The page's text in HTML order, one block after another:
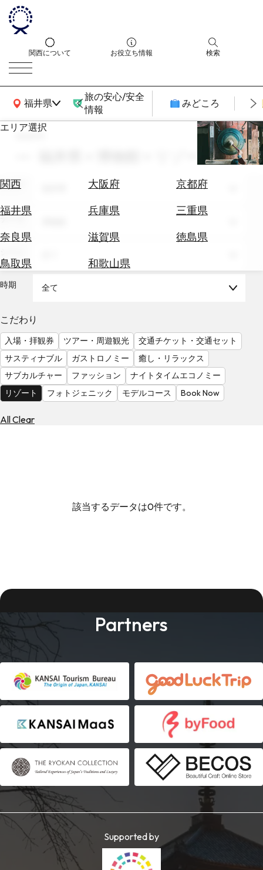
関西について お役立ち情報 検索
福井県
関西広域MAP
旅の安心/安全
情報
みどころ
エリア選択
関西 大阪府
京都府
福井県
兵庫県
三重県
奈良県
滋賀県
徳島県
鳥取県
和歌山県
エ
券
テ
を
調
べ
る
天
気
を
見
る
search
福井県 × 博物館 × リゾート
エリア
テーマ
時期 全て
こだわり
入場・拝観券 ツアー・周遊観光
交通チケット・交通セット
サスティナブル
ガストロノミー
癒し・リラックス
サブカルチャー
ファッション
ナイトタイムエコノミー
リゾート
フォトジェニック モデルコース Book Now
All Clear
該当するデータは0件です。
Partners
Supported by